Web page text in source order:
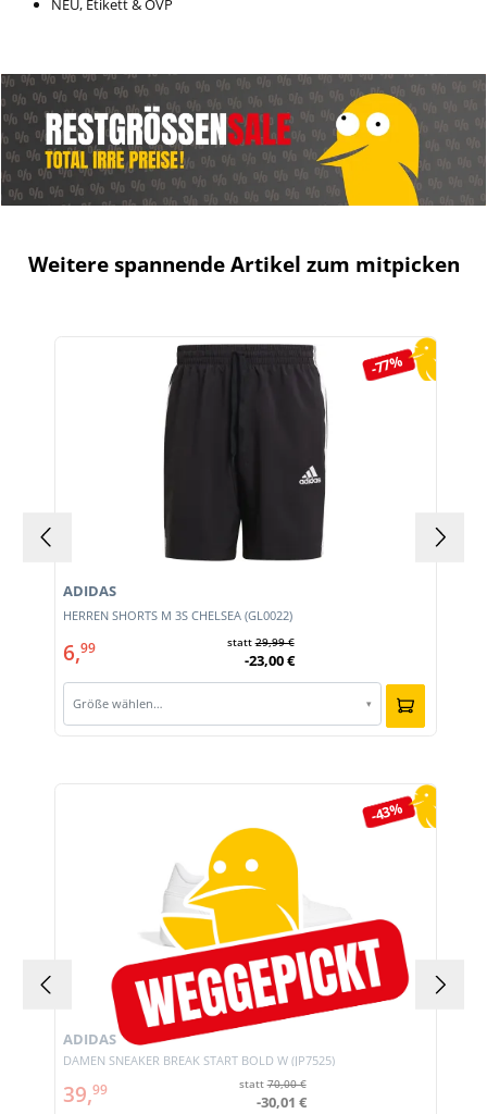
NEU, Etikett & OVP
Weitere spannende Artikel zum mitpicken
Produktgalerie überspringen
-77%
HERREN SHORTS M 3S CHELSEA (GL0022)
ADIDAS
6,99 statt29,99 €
-23,00 €
Größe wählen… ▾
-43%
DAMEN SNEAKER BREAK START BOLD W (JP7525)
ADIDAS
39,99 statt70,00 €
-30,01 €